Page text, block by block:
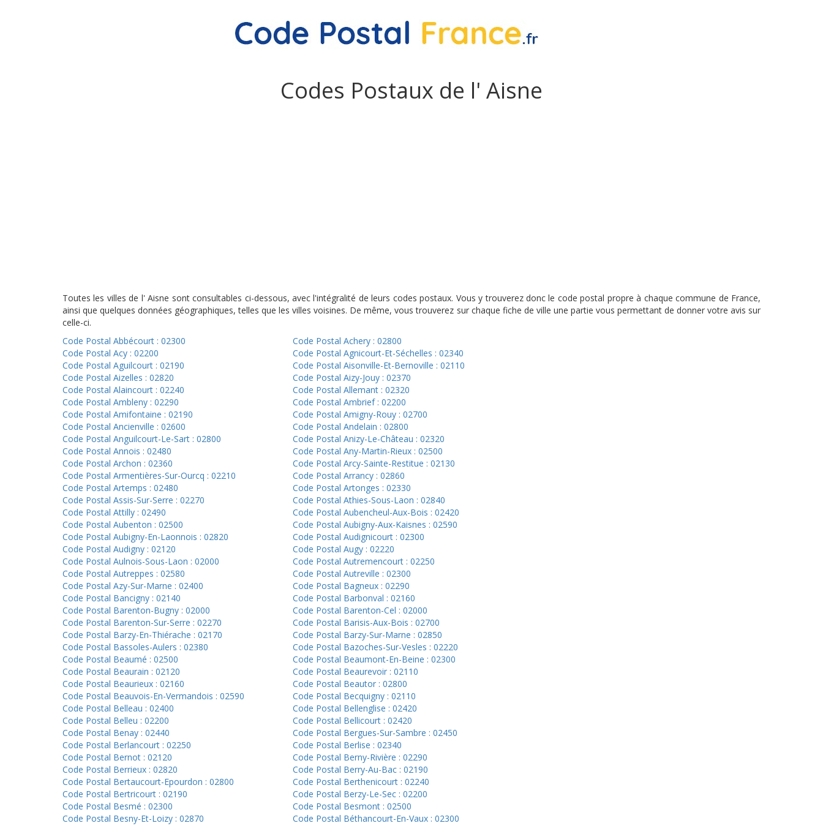
Codes Postaux de l' Aisne
Toutes les villes de l' Aisne sont consultables ci-dessous, avec l'intégralité de leurs codes postaux. Vous y trouverez donc le code postal propre à chaque commune de France,
ainsi que quelques données géographiques, telles que les villes voisines. De même, vous trouverez sur chaque fiche de ville une partie vous permettant de donner votre avis sur
celle-ci.
Code Postal Abbécourt : 02300
Code Postal Achery : 02800
Code Postal Acy : 02200
Code Postal Agnicourt-Et-Séchelles : 02340
Code Postal Aguilcourt : 02190
Code Postal Aisonville-Et-Bernoville : 02110
Code Postal Aizelles : 02820
Code Postal Aizy-Jouy : 02370
Code Postal Alaincourt : 02240
Code Postal Allemant : 02320
Code Postal Ambleny : 02290
Code Postal Ambrief : 02200
Code Postal Amifontaine : 02190
Code Postal Amigny-Rouy : 02700
Code Postal Ancienville : 02600
Code Postal Andelain : 02800
Code Postal Anguilcourt-Le-Sart : 02800
Code Postal Anizy-Le-Château : 02320
Code Postal Annois : 02480
Code Postal Any-Martin-Rieux : 02500
Code Postal Archon : 02360
Code Postal Arcy-Sainte-Restitue : 02130
Code Postal Armentières-Sur-Ourcq : 02210
Code Postal Arrancy : 02860
Code Postal Artemps : 02480
Code Postal Artonges : 02330
Code Postal Assis-Sur-Serre : 02270
Code Postal Athies-Sous-Laon : 02840
Code Postal Attilly : 02490
Code Postal Aubencheul-Aux-Bois : 02420
Code Postal Aubenton : 02500
Code Postal Aubigny-Aux-Kaisnes : 02590
Code Postal Aubigny-En-Laonnois : 02820
Code Postal Audignicourt : 02300
Code Postal Audigny : 02120
Code Postal Augy : 02220
Code Postal Aulnois-Sous-Laon : 02000
Code Postal Autremencourt : 02250
Code Postal Autreppes : 02580
Code Postal Autreville : 02300
Code Postal Azy-Sur-Marne : 02400
Code Postal Bagneux : 02290
Code Postal Bancigny : 02140
Code Postal Barbonval : 02160
Code Postal Barenton-Bugny : 02000
Code Postal Barenton-Cel : 02000
Code Postal Barenton-Sur-Serre : 02270
Code Postal Barisis-Aux-Bois : 02700
Code Postal Barzy-En-Thiérache : 02170
Code Postal Barzy-Sur-Marne : 02850
Code Postal Bassoles-Aulers : 02380
Code Postal Bazoches-Sur-Vesles : 02220
Code Postal Beaumé : 02500
Code Postal Beaumont-En-Beine : 02300
Code Postal Beaurain : 02120
Code Postal Beaurevoir : 02110
Code Postal Beaurieux : 02160
Code Postal Beautor : 02800
Code Postal Beauvois-En-Vermandois : 02590
Code Postal Becquigny : 02110
Code Postal Belleau : 02400
Code Postal Bellenglise : 02420
Code Postal Belleu : 02200
Code Postal Bellicourt : 02420
Code Postal Benay : 02440
Code Postal Bergues-Sur-Sambre : 02450
Code Postal Berlancourt : 02250
Code Postal Berlise : 02340
Code Postal Bernot : 02120
Code Postal Berny-Rivière : 02290
Code Postal Berrieux : 02820
Code Postal Berry-Au-Bac : 02190
Code Postal Bertaucourt-Epourdon : 02800
Code Postal Berthenicourt : 02240
Code Postal Bertricourt : 02190
Code Postal Berzy-Le-Sec : 02200
Code Postal Besmé : 02300
Code Postal Besmont : 02500
Code Postal Besny-Et-Loizy : 02870
Code Postal Béthancourt-En-Vaux : 02300